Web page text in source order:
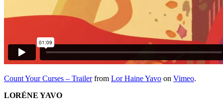
Count Your Curses – Trailerfrom Lor Haine Yavo on Vimeo.
LORÉNE YAVO